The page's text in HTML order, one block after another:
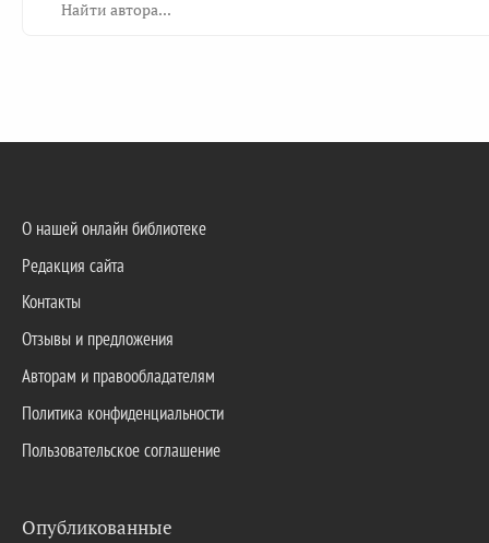
О нашей онлайн библиотеке
Редакция сайта
Контакты
Отзывы и предложения
Авторам и правообладателям
Политика конфиденциальности
Пользовательское соглашение
Опубликованные